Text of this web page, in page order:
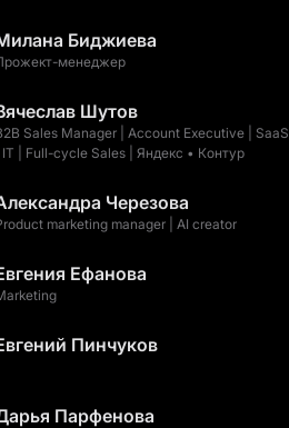
Биджиева
менеджер
Шутов
Sales Manager | Account Executive | SaaS
| IT | Full-cycle Sales | Яндекс • Контур
Черезова
marketing manager | AI creator
Ефанова
Пинчуков
Парфенова